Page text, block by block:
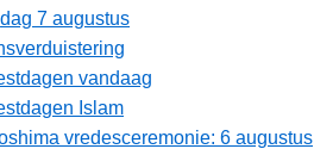
7 augustus
vandaag
Islam
vredesceremonie: 6 augustus